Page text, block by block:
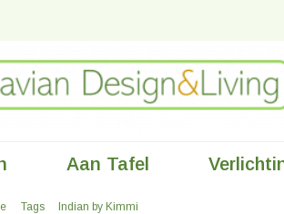
Aan Tafel
Tags Indian by Kimmi